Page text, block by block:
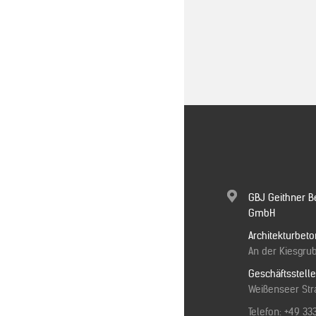
GBJ Geithner
GmbH
An der
Weißenseer
Telefon: +49